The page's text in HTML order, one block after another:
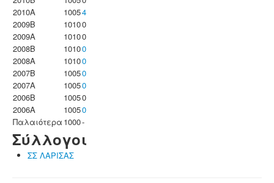
2010A
10054
2009B
10100
2009A
10100
2008B
10100
2008A
10100
2007B
10050
2007A
10050
2006B
10050
2006A
10050
Παλαιότερα 1000-
Σύλλογοι
ΣΣ ΛΑΡΙΣΑΣ